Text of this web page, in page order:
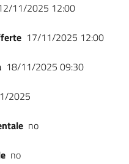
11/2025 12:00
17/11/2025 12:00
18/11/2025 09:30
2025
no
no